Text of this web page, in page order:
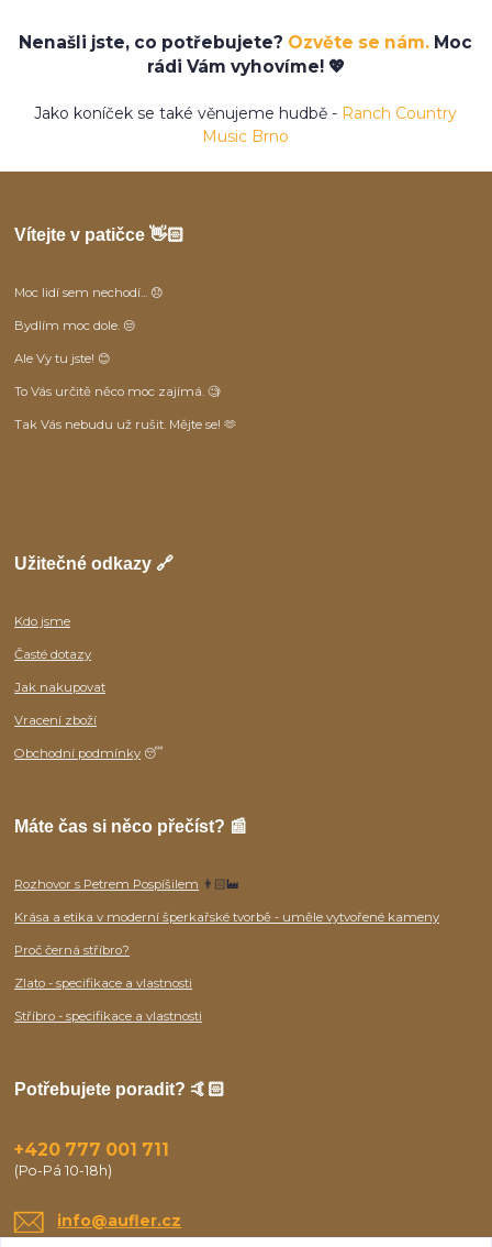
Nenašli jste, co potřebujete? Ozvěte se nám. Moc
rádi Vám vyhovíme! 💖
Jako koníček se také věnujeme hudbě - Ranch Country
Music Brno
Vítejte v patičce 👋🏻
Moc lidí sem nechodí... 😞
Bydlím moc dole. 😒
Ale Vy tu jste! 😊
To Vás určitě něco moc zajímá. 🧐
Tak Vás nebudu už rušit. Mějte se! 🫶
Užitečné odkazy 🔗
Kdo jsme
Časté dotazy
Jak nakupovat
Vracení zboží
Obchodní podmínky 😴
Máte čas si něco přečíst? 📰
Rozhovor s Petrem Pospíšilem 👨🏻‍🏭
Krása a etika v moderní šperkařské tvorbě - uměle vytvořené kameny
Proč černá stříbro?
Zlato - specifikace a vlastnosti
Stříbro - specifikace a vlastnosti
Potřebujete poradit? 🤙🏻
+420 777 001 711
(Po-Pá 10-18h)
info@aufler.cz